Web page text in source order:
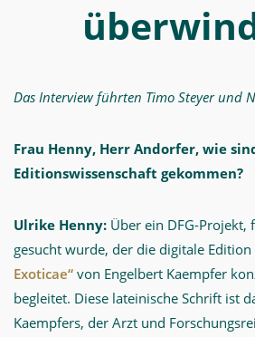
Das Interview führten Timo Steyer und
Frau Henny, Herr Andorfer, wie
Editionswissenschaft gekommen?
Ulrike Henny: Über ein DFG-Projekt,
gesucht wurde, der die digitale Edition
Exoticae“ von Engelbert Kaempfer
begleitet. Diese lateinische Schrift ist
Kaempfers, der Arzt und